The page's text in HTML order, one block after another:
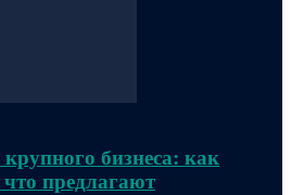
бизнеса: как
предлагают